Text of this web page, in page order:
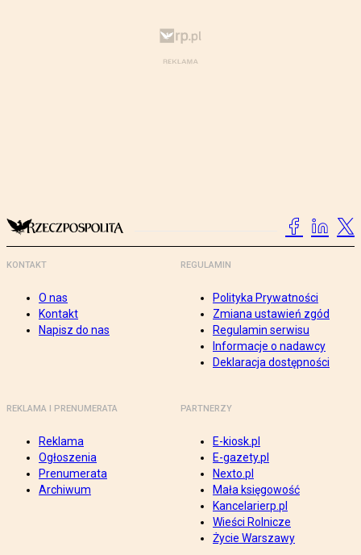
KONTAKT
O nas
Kontakt
Napisz do nas
REGULAMIN
Polityka Prywatności
Zmiana ustawień zgód
Regulamin serwisu
Informacje o nadawcy
Deklaracja dostępności
REKLAMA I PRENUMERATA
Reklama
Ogłoszenia
Prenumerata
Archiwum
PARTNERZY
E-kiosk.pl
E-gazety.pl
Nexto.pl
Mała księgowość
Kancelarierp.pl
Wieści Rolnicze
Życie Warszawy